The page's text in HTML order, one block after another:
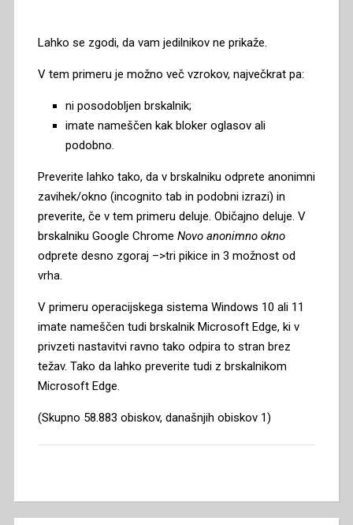
Lahko se zgodi, da vam jedilnikov ne prikaže.
V tem primeru je možno več vzrokov, največkrat pa:
ni posodobljen brskalnik;
imate nameščen kak bloker oglasov ali
podobno.
Preverite lahko tako, da v brskalniku odprete anonimni
zavihek/okno (incognito tab in podobni izrazi) in
preverite, če v tem primeru deluje. Običajno deluje. V
brskalniku Google Chrome Novo anonimno okno
odprete desno zgoraj –>tri pikice in 3 možnost od
vrha.
V primeru operacijskega sistema Windows 10 ali 11
imate nameščen tudi brskalnik Microsoft Edge, ki v
privzeti nastavitvi ravno tako odpira to stran brez
težav. Tako da lahko preverite tudi z brskalnikom
Microsoft Edge.
(Skupno 58.883 obiskov, današnjih obiskov 1)